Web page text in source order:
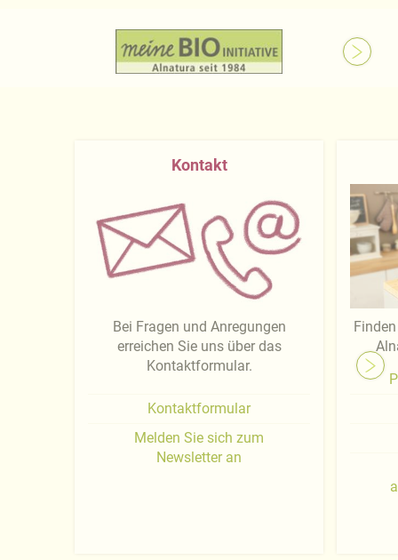
Kontakt
Bei Fragen und Anregungen
erreichen Sie uns über das
Kontaktformular.
Kontaktformular
Melden Sie sich zum
Newsletter an